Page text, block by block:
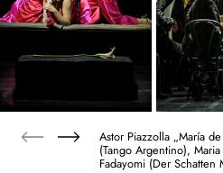
Astor Piazzolla „María
(Tango Argentino),
Fadayomi (Der Schatten